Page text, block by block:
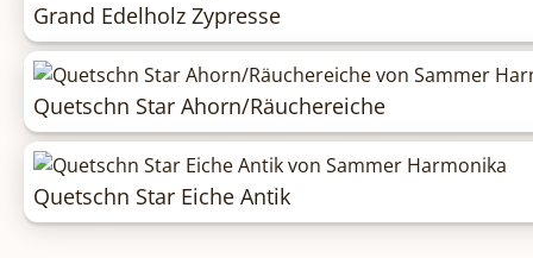
Grand Edelholz Zypresse
Quetschn Star Ahorn/Räuchereiche
Quetschn Star Eiche Antik